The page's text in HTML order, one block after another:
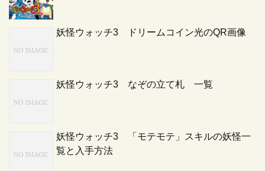
妖怪ウォッチ3 ドリームコイン光のQR画像
妖怪ウォッチ3 なぞの立て札 一覧
妖怪ウォッチ3 「モテモテ」スキルの妖怪一
覧と入手方法